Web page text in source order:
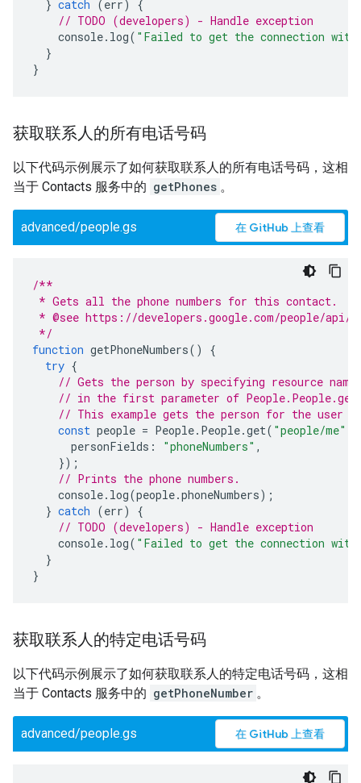
} catch ( err )
{
// TODO (developers) - Handle exception
console. log( "Failed to get the connection
}
}
获取联系人的所有电话号码
以下代码示例展示了如何获取联系人的所有电话号码，这相
当于 Contacts 服务中的 getPhones 。
advanced/people.gs 在 GitHub 上查看
/**
* Gets all the phone numbers for this contact.
* @see https://developers.google.com/people/api/
*/
function getPhoneNumbers()
{
try {
// Gets the person by specifying resource
// in the first parameter of
// This example gets the person for the user
const people = People. People.get( "people/me"
personFields : "phoneNumbers" ,
});
// Prints the phone numbers.
console. log(people.phoneNumbers);
} catch (err)
{
// TODO (developers) - Handle exception
console. log( "Failed to get the connection
}
}
获取联系人的特定电话号码
以下代码示例展示了如何获取联系人的特定电话号码，这相
当于 Contacts 服务中的 getPhoneNumber 。
advanced/people.gs 在 GitHub 上查看